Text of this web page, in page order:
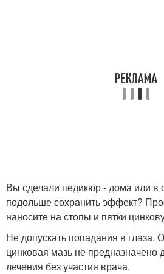
Вы сделали педикюр - дома или в
подольше сохранить эффект?
наносите на стопы и пятки
Не допускать попадания в глаза.
цинковая мазь не предназначено
лечения без участия врача.